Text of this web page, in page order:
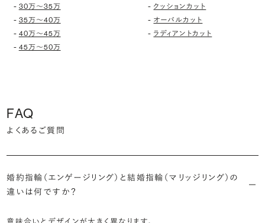
- 30万〜35万
- 35万〜40万
- 40万〜45万
- 45万〜50万
- クッションカット
- オーバルカット
- ラディアントカット
FAQ
よくあるご質問
婚約指輪（エンゲージリング）と結婚指輪（マリッジリング）の
違いは何ですか？